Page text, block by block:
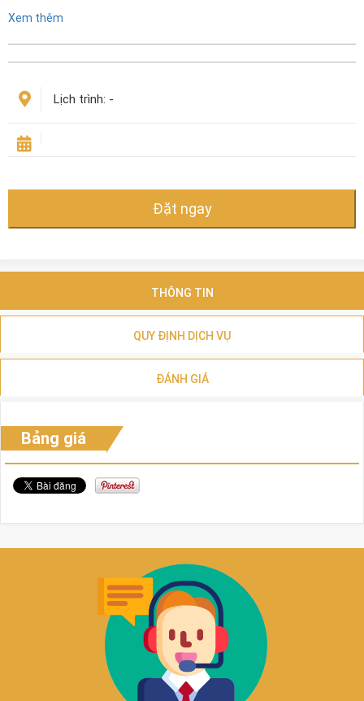
Xem thêm
Lịch trình: -
Đặt ngay
THÔNG TIN
QUY ĐỊNH DỊCH VỤ
ĐÁNH GIÁ
Bảng giá